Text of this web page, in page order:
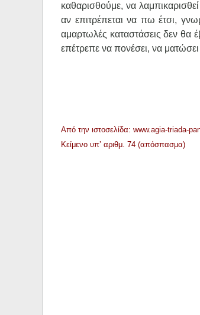
καθαρισθούμε, να
αν επιτρέπεται να πω έτσι,
αμαρτωλές καταστάσεις δεν θα
επέτρεπε να πονέσει, να
Από την ιστοσελίδα: www.agia-triada-
Κείμενο υπ’ αριθμ. 74 (απόσπασμα)